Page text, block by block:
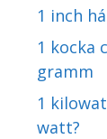
1 inch
1 kocka
gramm
1
watt?